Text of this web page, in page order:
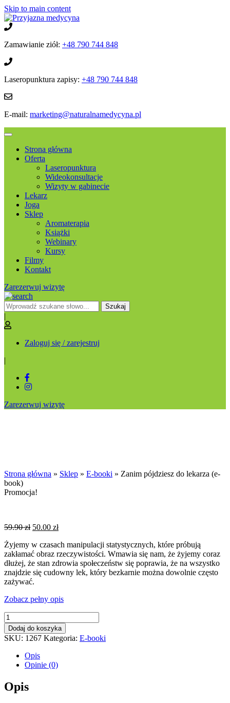
Skip to main content
Zamawianie ziół: +48 790 744 848
Laseropunktura zapisy: +48 790 744 848
E-mail: marketing@naturalnamedycyna.pl
Strona główna
Oferta
Laseropunktura
Wideokonsultacje
Wizyty w gabinecie
Lekarz
Joga
Sklep
Aromaterapia
Książki
Webinary
Kursy
Filmy
Kontakt
Zarezerwuj wizytę
Szukaj
|
Zaloguj się / zarejestruj
|
Zarezerwuj wizytę
Strona główna » Sklep » E-booki » Zanim pójdziesz do lekarza (e-
book)
Promocja!
59.90zł Pierwotna
wynosiła:
59.90 zł.
50.00 złAktualna
wynosi:
50.00 zł.
Żyjemy w czasach manipulacji statystycznych, które próbują
zakłamać obraz rzeczywistości. Wmawia się nam, że żyjemy coraz
dłużej, że stan zdrowia społeczeństw się poprawia, że na wszystko
znajdzie się cudowny lek, który bezkarnie można dowolnie często
zażywać.
Zobacz pełny opis
ilość
Zanim
pójdziesz
do
lekarza
Dodaj do koszyka
SKU: 1267 Kategoria: E-booki
Opis
Opinie (0)
Opis